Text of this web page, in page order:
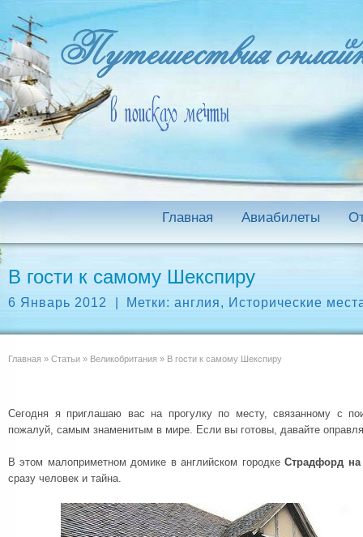
Главная Авиабилеты
В гости к самому Шекспиру
6 Январь 2012 Метки:англия, Исторические
Главная » Статьи » Великобритания » В гости к самому Шекспиру
Сегодня я приглашаю вас на прогулку по месту, связанному с
пожалуй, самым знаменитым в мире. Если вы готовы, давайте
В этом малоприметном домике в английском городкеСтрадфорд
сразу человек и тайна.